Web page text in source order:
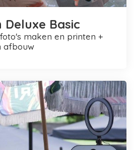
Basic
afbouw